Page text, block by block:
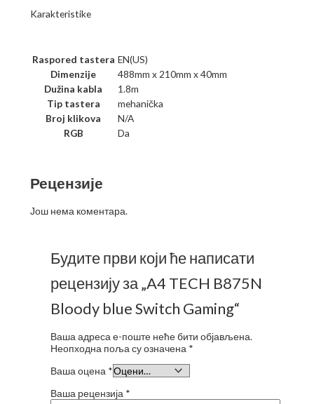
Karakteristike
Raspored tastera EN(US)
Dimenzije
488mm x 210mm x 40mm
Dužina kabla
1.8m
Tip tastera
mehanička
Broj klikova
N/A
RGB
Da
Рецензије
Још нема коментара.
Будите први који ће написати
рецензију за „A4 TECH B875N
Bloody blue Switch Gaming“
Ваша адреса е-поште неће бити објављена.
Неопходна поља су означена *
Ваша оцена *
Ваша рецензија *